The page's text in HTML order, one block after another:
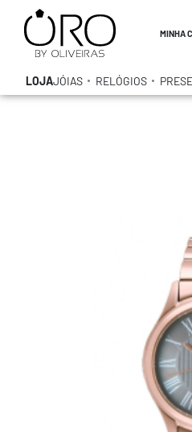
MINHA
LOJAJÓIAS RELÓGIOS